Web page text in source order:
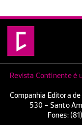
Revista Continente é
Companhia Editora
530 - Santo
Fones: